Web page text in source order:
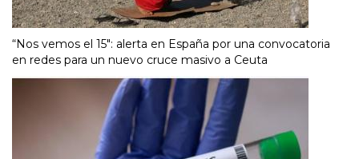
“Nos vemos el 15″: alerta en España por una convocatoria
en redes para un nuevo cruce masivo a Ceuta